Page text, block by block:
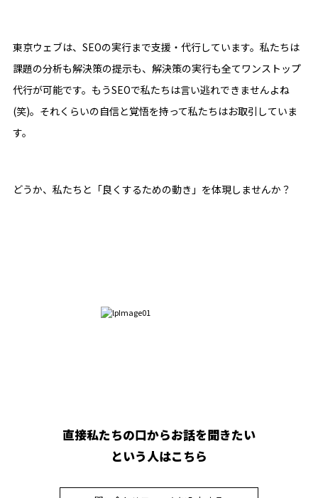
東京ウェブは、SEOの実行まで支援・代行しています。私たちは
課題の分析も解決策の提示も、解決策の実行も全てワンストップ
代行が可能です。もうSEOで私たちは言い逃れできませんよね
(笑)。それくらいの自信と覚悟を持って私たちはお取引していま
す。
どうか、私たちと「良くするための動き」を体現しませんか？
直接私たちの口からお話を聞きたい
という人はこちら